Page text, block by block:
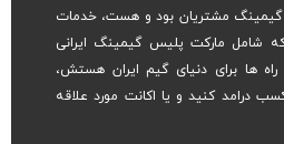
گیمینگ مشتریان بود و هست، خدمات
شامل مارکت پلیس گیمینگ ایرانی
ها برای دنیای گیم ایران هستش،
درامد کنید و یا اکانت مورد علاقه